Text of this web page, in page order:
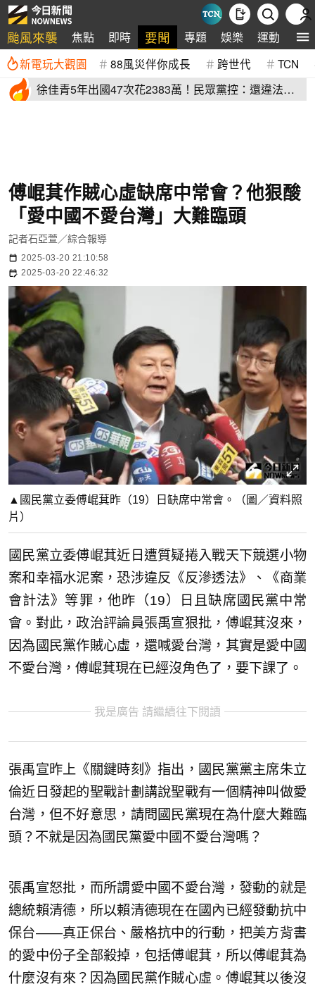
颱風來襲 焦點 即時 要聞 專題 娛樂 運動 全
新電玩大觀園 88風災伴你成長 跨世代 TCN
徐佳青5年出國47次花2383萬！民眾黨控：還違法帶
傅崐萁作賊心虛缺席中常會？他狠酸
「愛中國不愛台灣」大難臨頭
記者石亞萱／綜合報導
2025-03-20 21:10:58
2025-03-20 22:46:32
▲國民黨立委傅崐萁昨（19）日缺席中常會。（圖／資料照
片）
國民黨立委傅崐萁近日遭質疑捲入戰天下競選小物
案和幸福水泥案，恐涉違反《反滲透法》、《商業
會計法》等罪，他昨（19）日且缺席國民黨中常
會。對此，政治評論員張禹宣狠批，傅崐萁沒來，
因為國民黨作賊心虛，還喊愛台灣，其實是愛中國
不愛台灣，傅崐萁現在已經沒角色了，要下課了。
我是廣告 請繼續往下閱讀
張禹宣昨上《關鍵時刻》指出，國民黨黨主席朱立
倫近日發起的聖戰計劃講說聖戰有一個精神叫做愛
台灣，但不好意思，請問國民黨現在為什麼大難臨
頭？不就是因為國民黨愛中國不愛台灣嗎？
張禹宣怒批，而所謂愛中國不愛台灣，發動的就是
總統賴清德，所以賴清德現在在國內已經發動抗中
保台——真正保台、嚴格抗中的行動，把美方背書
的愛中份子全部殺掉，包括傅崐萁，所以傅崐萁為
什麼沒有來？因為國民黨作賊心虛。傅崐萁以後沒